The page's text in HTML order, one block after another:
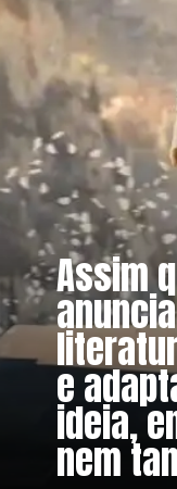
Assim
e
ideia,
nem